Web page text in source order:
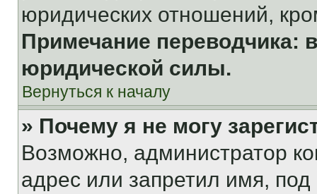
юридических отношений,
Примечание переводчика:
юридической силы.
Вернуться к началу
» Почему я не могу
Возможно, администратор
адрес или запретил имя,